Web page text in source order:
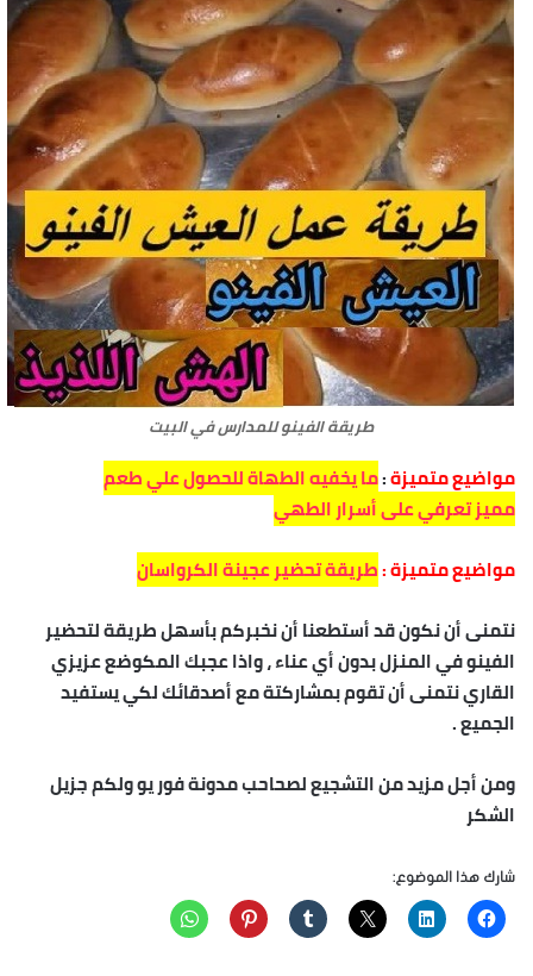
طريقة الفينو للمدارس في البيت
مواضيع متميزة:ما يخفيه الطهاة للحصول علي طعم
مميز تعرفي على أسرار الطهي
مواضيع متميزة :طريقة تحضير عجينة الكرواسان
نتمنى أن نكون قد أستطعنا أن نخبركم بأسهل طريقة لتحضير
الفينو في المنزل بدون أي عناء ، واذا عجبك المكوضع عزيزي
القاري نتمنى أن تقوم بمشاركتة مع أصدقائك لكي يستفيد
الجميع .
ومن أجل مزيد من التشجيع لصحاحب مدونة فور يو ولكم جزيل
الشكر
شارك هذا الموضوع: